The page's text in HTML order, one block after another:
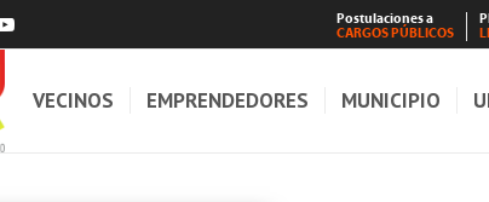
Postulaciones a
CARGOS PÚBLICOS
VECINOS EMPRENDEDORES MUNICIPIO